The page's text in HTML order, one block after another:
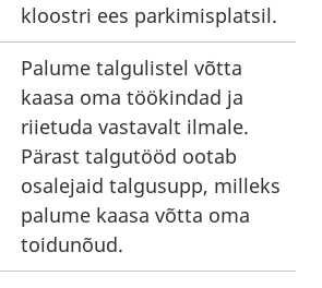
kloostri ees parkimisplatsil.
Palume talgulistel võtta
kaasa oma töökindad ja
riietuda vastavalt ilmale.
Pärast talgutööd ootab
osalejaid talgusupp, milleks
palume kaasa võtta oma
toidunõud.